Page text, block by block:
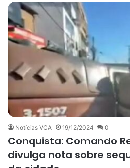
Notícias VCA 19/12/2024 0
Conquista: Comando
divulga nota sobre